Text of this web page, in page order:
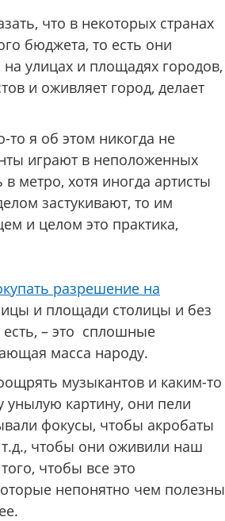
что в некоторых странах
бюджета, то есть они
улицах и площадях городов,
и оживляет город, делает
то я об этом никогда не
играют в неположенных
метро, хотя иногда артисты
застукивают, то им
и целом это практика,
разрешение на
и площади столицы и без
есть, – это сплошные
масса народу.
музыкантов и каким-то
унылую картину, они пели
фокусы, чтобы акробаты
чтобы они оживили наш
чтобы все это
непонятно чем полезны